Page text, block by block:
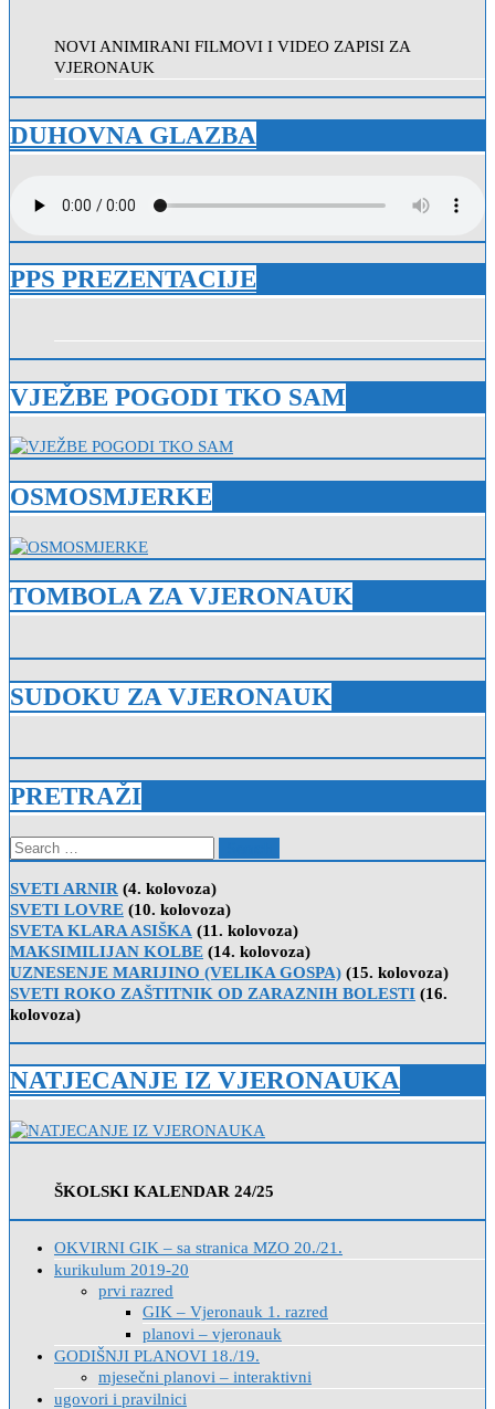
NOVI ANIMIRANI FILMOVI I VIDEO ZAPISI ZA
VJERONAUK
DUHOVNA GLAZBA
PPS PREZENTACIJE
VJEŽBE POGODI TKO SAM
OSMOSMJERKE
TOMBOLA ZA VJERONAUK
SUDOKU ZA VJERONAUK
PRETRAŽI
Search
for:
SVETI ARNIR (4. kolovoza)
SVETI LOVRE (10. kolovoza)
SVETA KLARA ASIŠKA (11. kolovoza)
MAKSIMILIJAN KOLBE (14. kolovoza)
UZNESENJE MARIJINO (VELIKA GOSPA) (15. kolovoza)
SVETI ROKO ZAŠTITNIK OD ZARAZNIH BOLESTI (16.
kolovoza)
NATJECANJE IZ VJERONAUKA
ŠKOLSKI KALENDAR 24/25
OKVIRNI GIK – sa stranica MZO 20./21.
kurikulum 2019-20
prvi razred
GIK – Vjeronauk 1. razred
planovi – vjeronauk
GODIŠNJI PLANOVI 18./19.
mjesečni planovi – interaktivni
ugovori i pravilnici